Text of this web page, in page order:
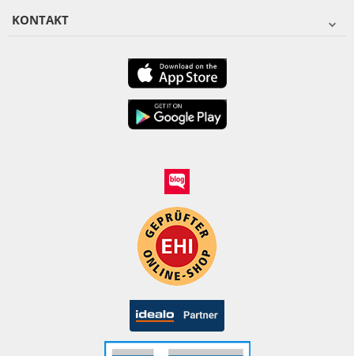
KONTAKT